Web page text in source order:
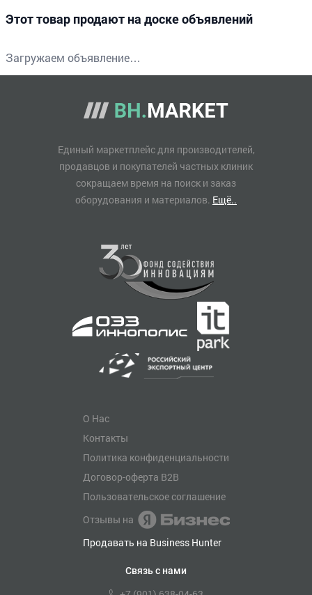
Этот товар продают на доске объявлений
Загружаем объявление…
Единый маркетплейс для производителей,
продавцов и покупателей частных клиник
сокращаем время на поиск и заказ
оборудования и материалов. Ещё..
О Нас
Контакты
Политика конфиденциальности
Договор-оферта B2B
Пользовательское соглашение
Отзывы на
Продавать на Business Hunter
Связь с нами